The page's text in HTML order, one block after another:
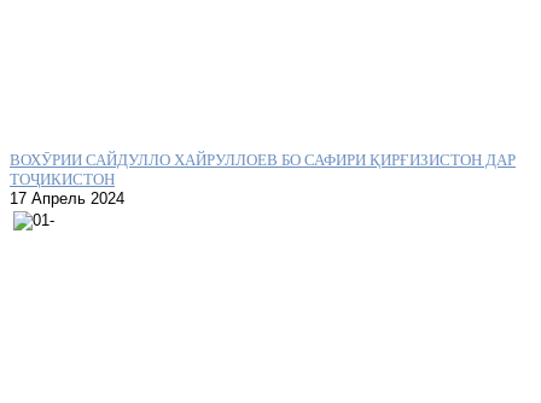
ВОХӮРИИ САЙДУЛЛО ХАЙРУЛЛОЕВ БО САФИРИ ҚИРҒИЗИСТОН ДАР
ТОҶИКИСТОН
17 Апрель 2024